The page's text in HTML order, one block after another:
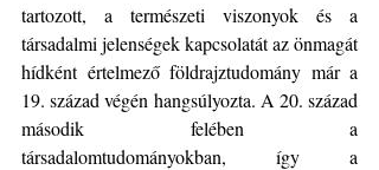
tartozott, a természeti viszonyok és a
társadalmi jelenségek kapcsolatát az önmagát
hídként értelmező földrajztudomány már a
19. század végén hangsúlyozta. A 20. század
második felében a
társadalomtudományokban, így a